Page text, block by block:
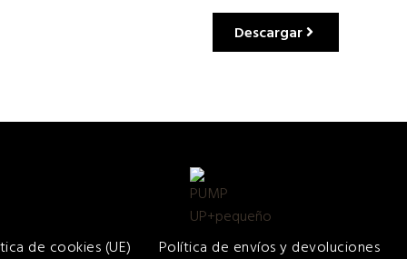
Descargar
de cookies (UE) Política de envíos y devoluciones